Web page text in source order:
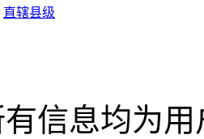
直辖县级
信息均为